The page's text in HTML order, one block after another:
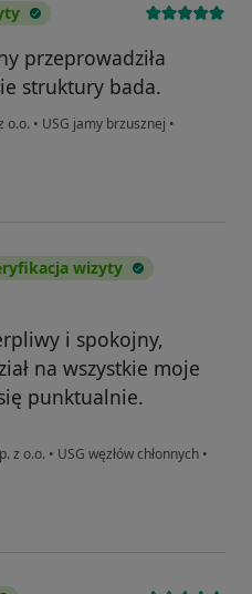
przeprowadziła
struktury bada.
o.o. • USG jamy brzusznej •
wizyty
i spokojny,
na wszystkie moje
punktualnie.
z o.o. • USG węzłów chłonnych •